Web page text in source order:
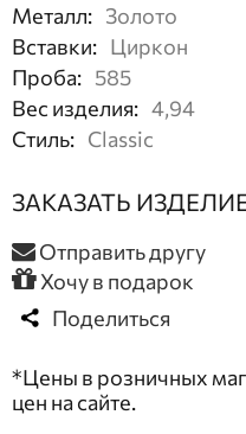
Металл: Золото
Вставки: Циркон
Проба: 585
Вес изделия: 4,94
Стиль: Classic
ЗАКАЗАТЬ
Отправить другу
Хочу в подарок
Поделиться
*Цены в розничных
цен на сайте.